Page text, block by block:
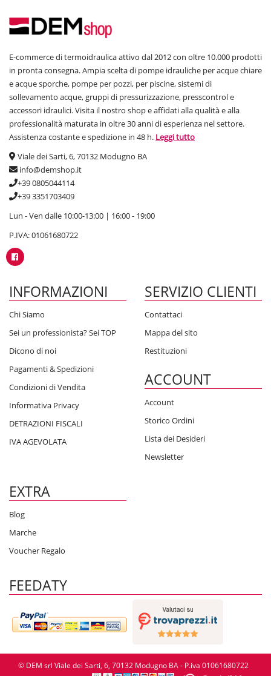
E-commerce di termoidraulica attivo dal 2012 con oltre 10.000 prodotti
in pronta consegna. Ampia scelta di pompe idrauliche per acque chiare
e acque sporche, pompe per pozzi, per piscine, sistemi di
sollevamento acque, gruppi di pressurizzazione, presscontrol e
accessori idraulici. Visita il nostro shop e affidati alla qualità e alla
professionalità maturata in oltre 30 anni di esperienza nel settore.
Assistenza costante e spedizione in 48 h. Leggi tutto
Viale dei Sarti, 6, 70132 Modugno BA
info@demshop.it
+39 0805044114
+39 3351703409
Lun - Ven dalle 10:00-13:00 | 16:00 - 19:00
P.IVA: 01061680722
INFORMAZIONI
Chi Siamo
Sei un professionista? Sei TOP
Dicono di noi
Pagamenti & Spedizioni
Condizioni di Vendita
Informativa Privacy
DETRAZIONI FISCALI
IVA AGEVOLATA
SERVIZIO CLIENTI
Contattaci
Mappa del sito
Restituzioni
ACCOUNT
Account
Storico Ordini
Lista dei Desideri
Newsletter
EXTRA
Blog
Marche
Voucher Regalo
FEEDATY
© DEM srl Viale dei Sarti, 6, 70132 Modugno BA - P.iva 01061680722